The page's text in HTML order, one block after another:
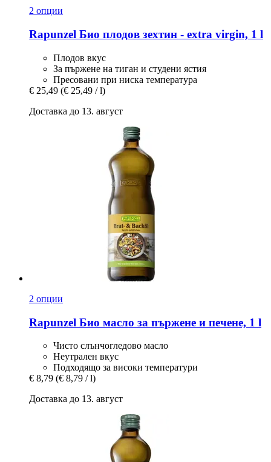
2 опции
Rapunzel Био плодов зехтин -​ extra virgin, 1 l
Плодов вкус
За пържене на тиган и студени ястия
Пресовани при ниска температура
€ 25,49 (€ 25,49 / l)
Доставка до 13. август
2 опции
Rapunzel Био масло за пържене и печене, 1 l
Чисто слънчогледово масло
Неутрален вкус
Подходящо за високи температури
€ 8,79 (€ 8,79 / l)
Доставка до 13. август